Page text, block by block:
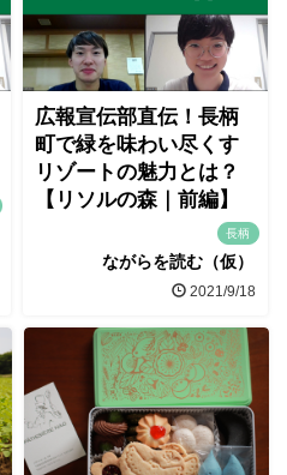
広報宣伝部直伝！長柄
町で緑を味わい尽くす
リゾートの魅力とは？
【リソルの森｜前編】
長柄
ながらを読む（仮）
2021/9/18